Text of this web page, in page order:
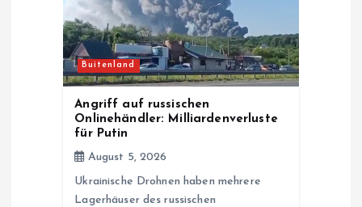
Buitenland
Angriff auf russischen
Onlinehändler: Milliardenverluste
für Putin
August 5, 2026
Ukrainische Drohnen haben mehrere
Lagerhäuser des russischen